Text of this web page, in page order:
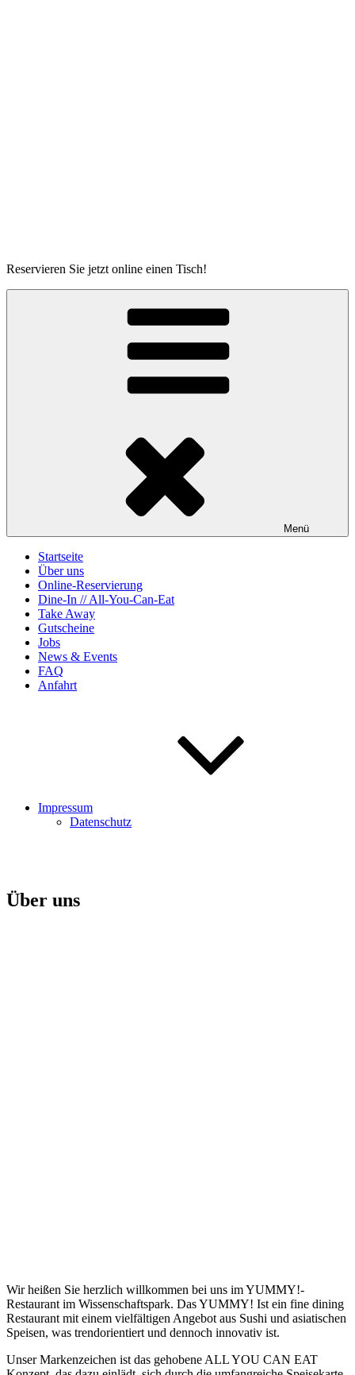
Reservieren Sie jetzt online einen Tisch!
Menü
Startseite
Über uns
Online-Reservierung
Dine-In // All-You-Can-Eat
Take Away
Gutscheine
Jobs
News & Events
FAQ
Anfahrt
Impressum
Datenschutz
Über uns
Wir heißen Sie herzlich willkommen bei uns im YUMMY!-
Restaurant im Wissenschaftspark. Das YUMMY! Ist ein fine dining
Restaurant mit einem vielfältigen Angebot aus Sushi und asiatischen
Speisen, was trendorientiert und dennoch innovativ ist.
Unser Markenzeichen ist das gehobene ALL YOU CAN EAT